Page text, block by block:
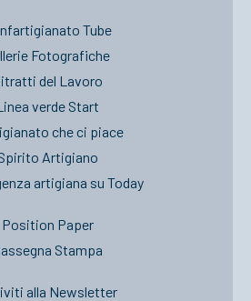
Tube
Fotografiche
del Lavoro
verde Start
che ci piace
Artigiano
artigiana su Today
Position Paper
Stampa
alla Newsletter